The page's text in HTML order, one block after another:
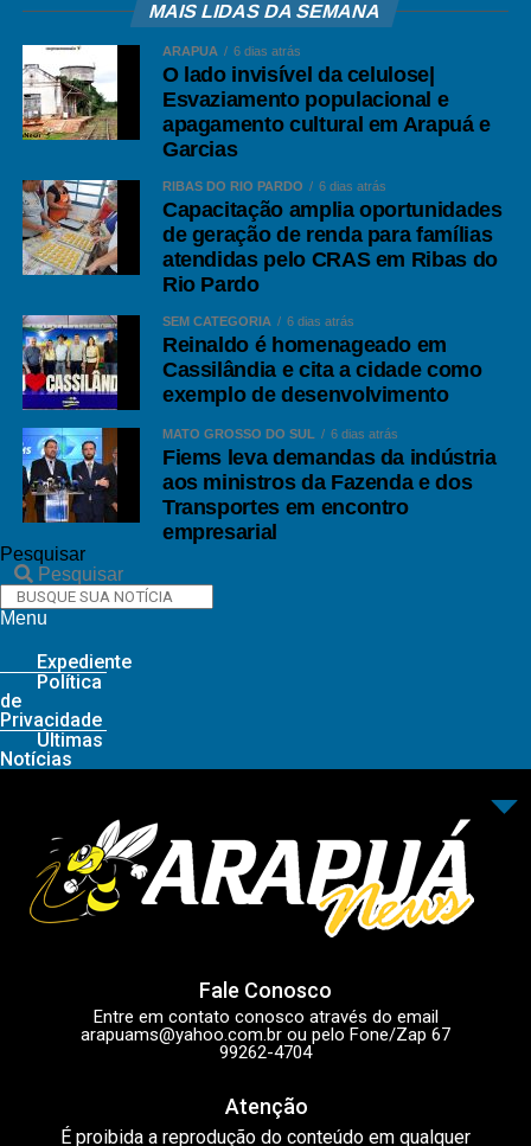
MAIS LIDAS DA SEMANA
ARAPUÁ 6 dias atrás
O lado invisível da celulose|
Esvaziamento populacional e
apagamento cultural em Arapuá e
Garcias
RIBAS DO RIO PARDO 6 dias atrás
Capacitação amplia oportunidades
de geração de renda para famílias
atendidas pelo CRAS em Ribas do
Rio Pardo
SEM CATEGORIA 6 dias atrás
Reinaldo é homenageado em
Cassilândia e cita a cidade como
exemplo de desenvolvimento
MATO GROSSO DO SUL 6 dias atrás
Fiems leva demandas da indústria
aos ministros da Fazenda e dos
Transportes em encontro
empresarial
Pesquisar
Pesquisar
Menu
Expediente
Política
de
Privacidade
Últimas
Notícias
Fale Conosco
Entre em contato conosco através do email
arapuams@yahoo.com.br ou pelo Fone/Zap 67
99262-4704
Atenção
É proibida a reprodução do conteúdo em qualquer